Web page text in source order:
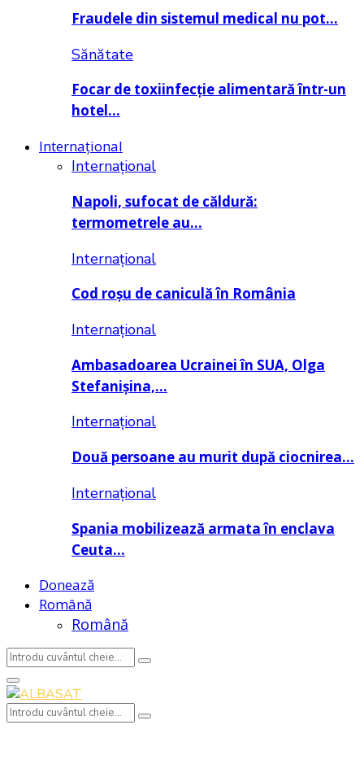
Fraudele din sistemul medical nu pot…
Sănătate
Focar de toxiinfecție alimentară într-un
hotel…
Internațional
Internațional
Napoli, sufocat de căldură:
termometrele au…
Internațional
Cod roșu de caniculă în România
Internațional
Ambasadoarea Ucrainei în SUA, Olga
Stefanișina,…
Internațional
Două persoane au murit după ciocnirea…
Internațional
Spania mobilizează armata în enclava
Ceuta…
Donează
Română
Română
Search
for:
Search
Primary
Menu
Search
Search